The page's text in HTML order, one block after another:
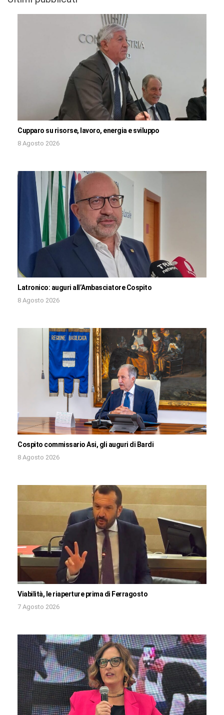
Cupparo su risorse, lavoro, energia e sviluppo
8 Agosto 2026
Latronico: auguri all’Ambasciatore Cospito
8 Agosto 2026
Cospito commissario Asi, gli auguri di Bardi
8 Agosto 2026
Viabilità, le riaperture prima di Ferragosto
7 Agosto 2026